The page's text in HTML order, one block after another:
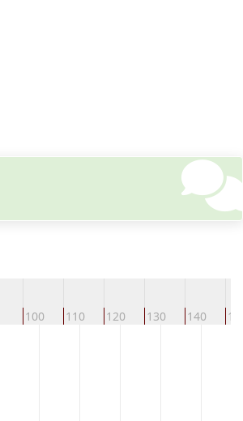
100 110 120 130 140